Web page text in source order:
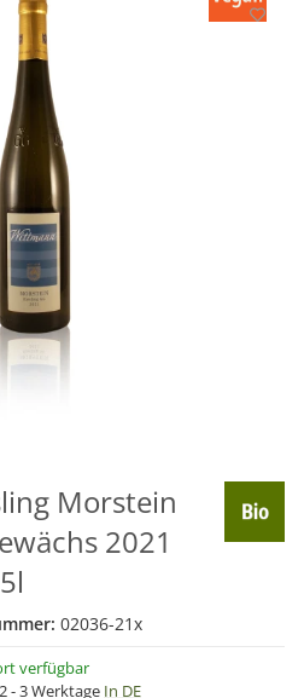
Morstein
2021
02036-21x
verfügbar
2 - 3 Werktage In DE